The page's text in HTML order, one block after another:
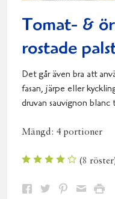
Tomat- &
rostade
Det går även bra att
fasan, järpe eller
druvan sauvignon
Mängd: 4 portioner
(8
Dela Dela Dela Dela